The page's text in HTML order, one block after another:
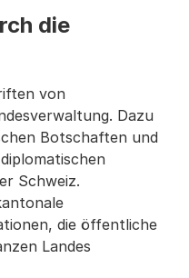
die
von
Dazu
Botschaften und
Schweiz.
die öffentliche
Landes